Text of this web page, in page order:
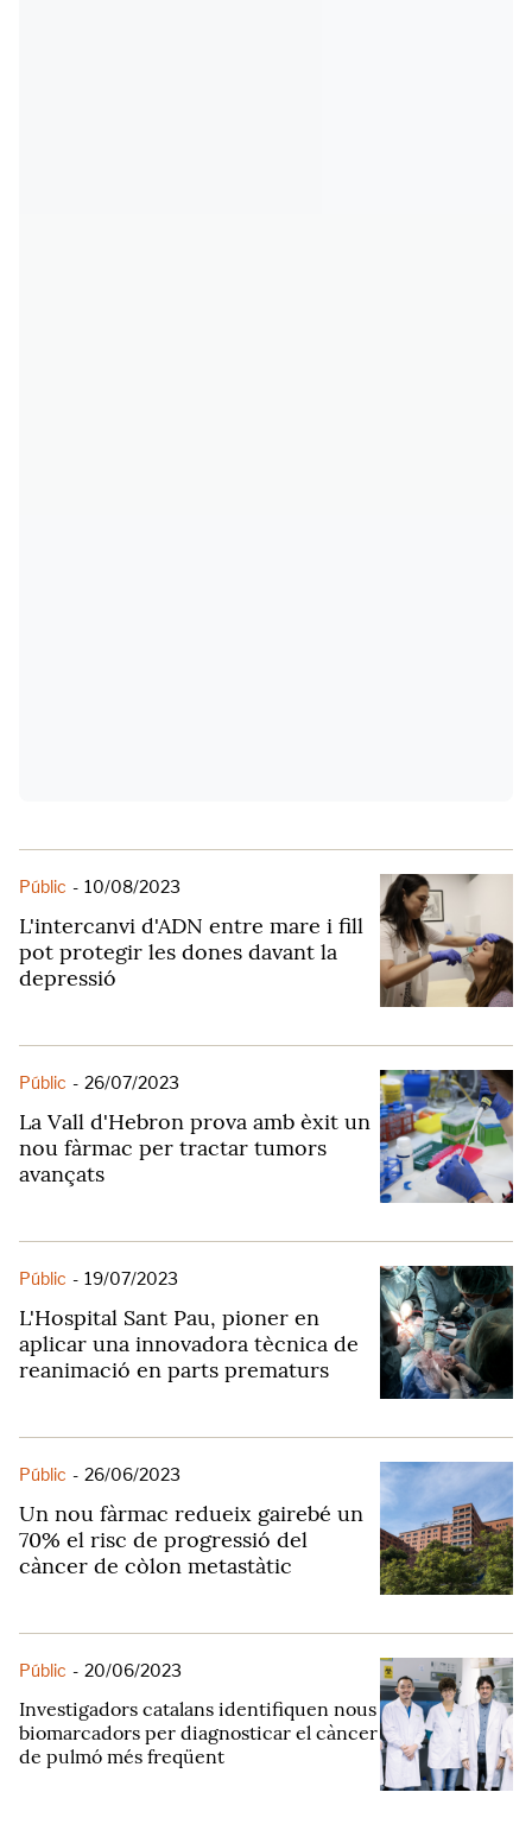
Públic - 10/08/2023
L'intercanvi d'ADN entre mare i fill
pot protegir les dones davant la
depressió
Públic - 26/07/2023
La Vall d'Hebron prova amb èxit un
nou fàrmac per tractar tumors
avançats
Públic - 19/07/2023
L'Hospital Sant Pau, pioner en
aplicar una innovadora tècnica de
reanimació en parts prematurs
Públic - 26/06/2023
Un nou fàrmac redueix gairebé un
70% el risc de progressió del
càncer de còlon metastàtic
Públic - 20/06/2023
Investigadors catalans identifiquen nous
biomarcadors per diagnosticar el càncer
de pulmó més freqüent